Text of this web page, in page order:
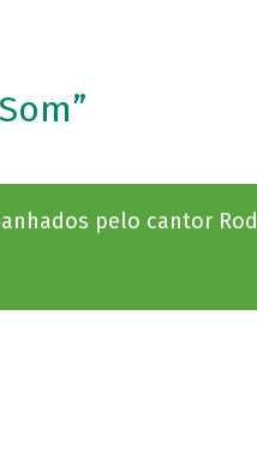
pelo cantor